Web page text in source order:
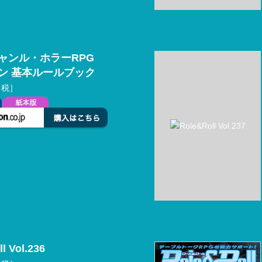
ンル・ホラーRPG
基本ルールブック
］
Vol.236